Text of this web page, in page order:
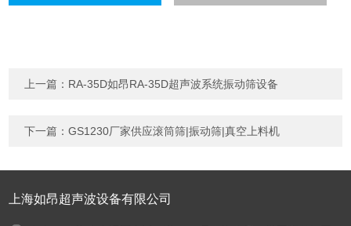
上一篇： RA-35D如昂RA-35D超声波系统振动筛设备
下一篇：GS1230厂家供应滚筒筛|振动筛|真空上料机
上海如昂超声波设备有限公司